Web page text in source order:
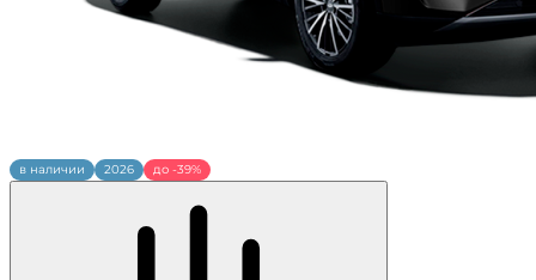
в наличии 2026 до -39%